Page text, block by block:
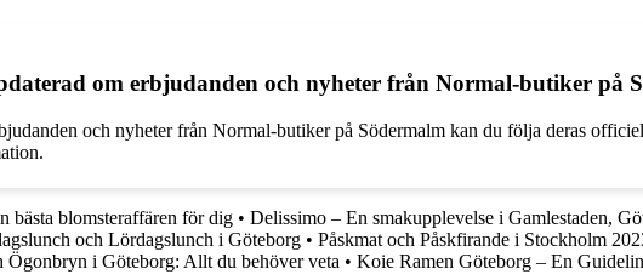
om erbjudanden och nyheter från Normal-butiker på
och nyheter från Normal-butiker på Södermalm kan du följa deras
bästa blomsteraffären för dig • Delissimo – En smakupplevelse i Gamlestaden,
och Lördagslunch i Göteborg • Påskmat och Påskfirande i Stockholm
Ögonbryn i Göteborg: Allt du behöver veta • Koie Ramen Göteborg – En